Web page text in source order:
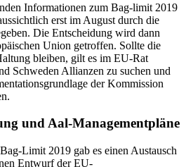
Informationen zum Bag-limit 2019
erst im August durch die
Die Entscheidung wird dann
Union getroffen. Sollte die
bleiben, gilt es im EU-Rat
Schweden Allianzen zu suchen und
der Kommission
und Aal-Managementpläne
Limit 2019 gab es einen Austausch
Entwurf der EU-